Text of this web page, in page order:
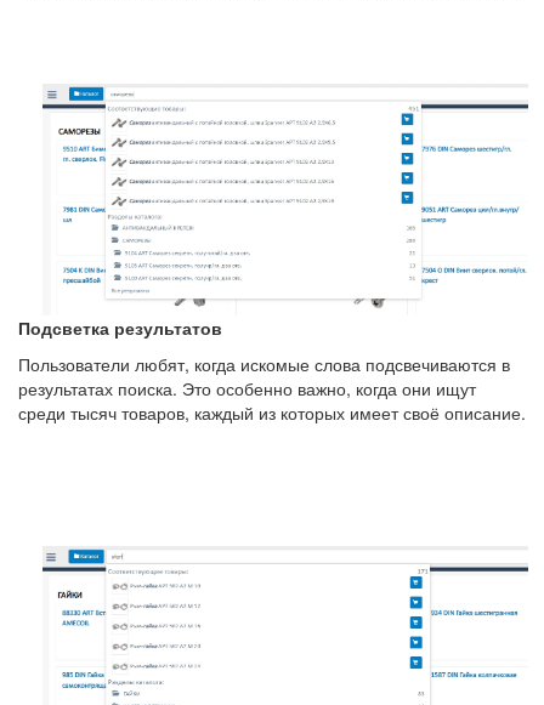
Подсветка результатов
Пользователи любят, когда искомые слова подсвечиваются в
результатах поиска. Это особенно важно, когда они ищут
среди тысяч товаров, каждый из которых имеет своё описание.